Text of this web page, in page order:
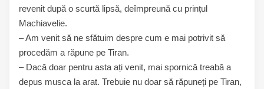
revenit după o scurtă lipsă, deîmpreună cu prințul
Machiavelie.
– Am venit să ne sfătuim despre cum e mai potrivit să
procedăm a răpune pe Tiran.
– Dacă doar pentru asta ați venit, mai spornică treabă a
depus musca la arat. Trebuie nu doar să răpuneți pe Tiran,